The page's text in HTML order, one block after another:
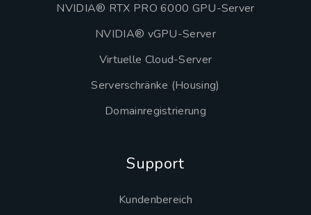
NVIDIA® RTX PRO 6000 GPU-Server
NVIDIA® vGPU-Server
Virtuelle Cloud-Server
Serverschränke (Housing)
Domainregistrierung
Support
Kundenbereich